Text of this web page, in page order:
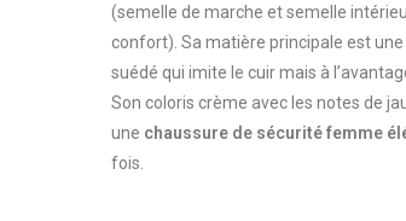
(semelle de marche et semelle
confort). Sa matière principale est
suédé qui imite le cuir mais à
Son coloris crème avec les notes de
une chaussure de sécurité femme
fois.